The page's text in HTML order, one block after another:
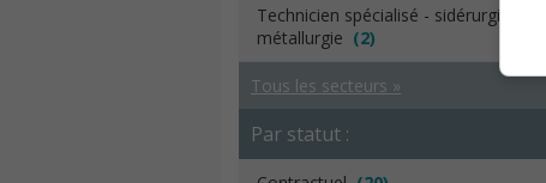
Technicien spécialisé - sidérurgie,
métallurgie (2)
Tous les secteurs »
Par statut :